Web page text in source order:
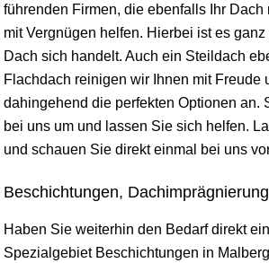
führenden Firmen, die ebenfalls Ihr Dach
mit Vergnügen helfen. Hierbei ist es
Dach sich handelt. Auch ein Steildach
Flachdach reinigen wir Ihnen mit Freude
dahingehend die perfekten Optionen an.
bei uns um und lassen Sie sich helfen.
und schauen Sie direkt einmal bei uns
Beschichtungen,
Haben Sie weiterhin den Bedarf direkt
Spezialgebiet Beschichtungen in